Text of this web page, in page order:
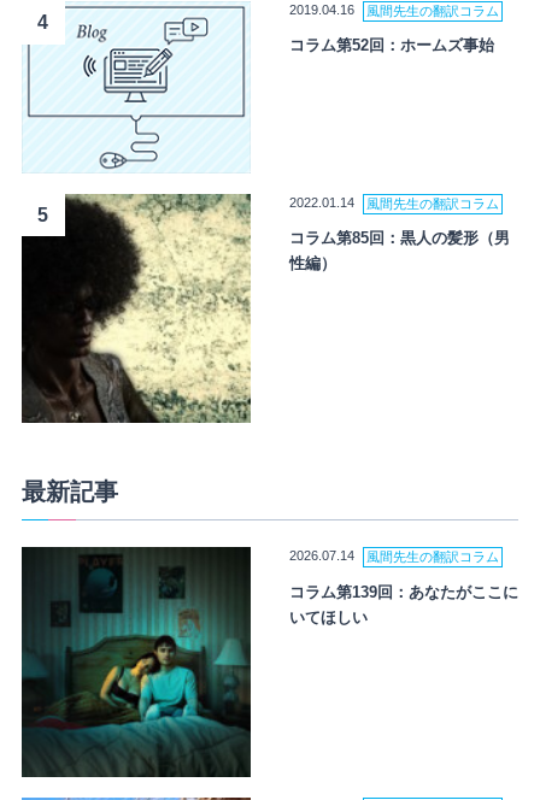
4
2019.04.16 風間先生の翻訳コラム
コラム第52回：ホームズ事始
5
2022.01.14 風間先生の翻訳コラム
コラム第85回：黒人の髪形（男
性編）
最新記事
2026.07.14 風間先生の翻訳コラム
コラム第139回：あなたがここに
いてほしい